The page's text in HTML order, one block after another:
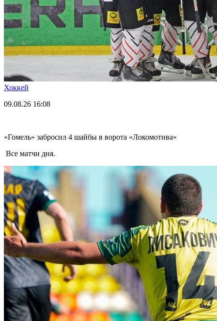
Хоккей
09.08.26 16:08
«Гомель» забросил 4 шайбы в ворота «Локомотива»
Все матчи дня.